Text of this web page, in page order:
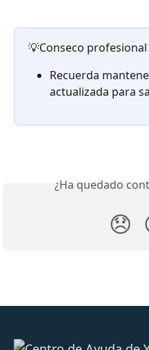
💡Conseco profesional
Recuerda
actualizada para
¿Ha quedado
😞